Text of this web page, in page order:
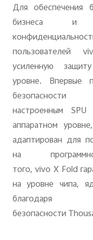
Для обеспечения
бизнеса и
пользователей
усиленную
уровне. Впервые
настроенным SPU
аппаратном
адаптирован для
на
того,vivo X Fold
на уровне чипа,
безопасности